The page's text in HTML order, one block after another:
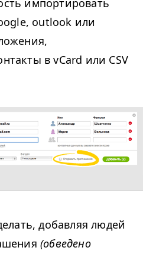
импортировать
outlook или
в vСard или CSV
добавляя людей
(обведено